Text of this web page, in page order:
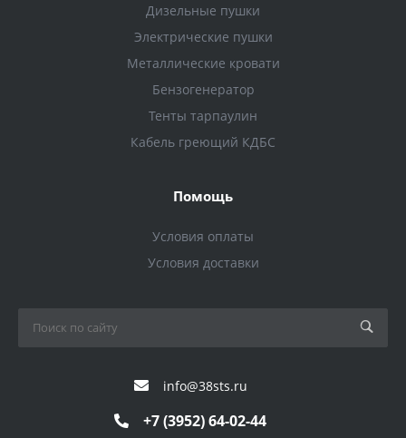
Дизельные пушки
Электрические пушки
Металлические кровати
Бензогенератор
Тенты тарпаулин
Кабель греющий КДБС
Помощь
Условия оплаты
Условия доставки
info@38sts.ru
+7 (3952) 64-02-44